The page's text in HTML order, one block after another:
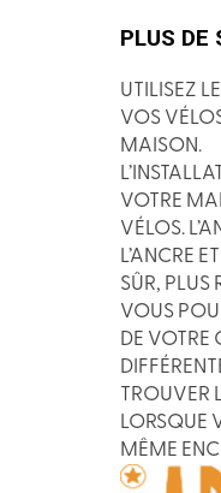
PLUS DE
UTILISEZ
VOS
MAISON.
VOTRE
VÉLOS.
L’ANCRE
SÛR, PLUS
VOUS
DE VOTRE
TROUVER
LORSQUE
MÊME